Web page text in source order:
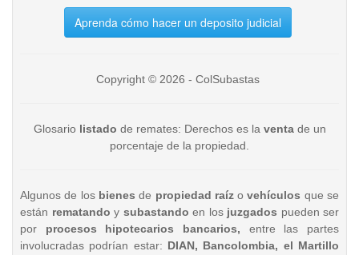
Aprenda cómo hacer un deposito judicial
Copyright © 2026 - ColSubastas
Glosario listado de remates: Derechos es la ventade un
porcentaje de la propiedad.
Algunos de los bienesde propiedad raízo vehículos que se
están rematando y subastando en los juzgados pueden ser
por procesos hipotecarios bancarios, entre las partes
involucradas podrían estar: DIAN, Bancolombia, el Martillo